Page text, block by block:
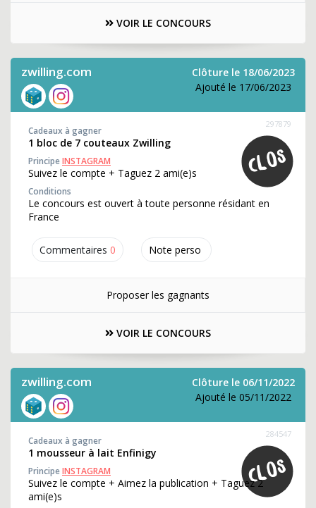
VOIR LE CONCOURS
zwilling.com
Clôture le 18/06/2023
Ajouté le 17/06/2023
Commentaires 0 Note perso
297879
Cadeaux à gagner
1 bloc de 7 couteaux Zwilling
PrincipeINSTAGRAM
Suivez le compte + Taguez 2 ami(e)s
Conditions
Le concours est ouvert à toute personne résidant en
France
Proposer les gagnants
VOIR LE CONCOURS
zwilling.com
Clôture le 06/11/2022
Ajouté le 05/11/2022
284547
Cadeaux à gagner
1 mousseur à lait Enfinigy
PrincipeINSTAGRAM
Suivez le compte + Aimez la publication + Taguez 2
ami(e)s